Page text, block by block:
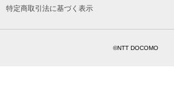
特定商取引法に基づく表示
©NTT DOCOMO